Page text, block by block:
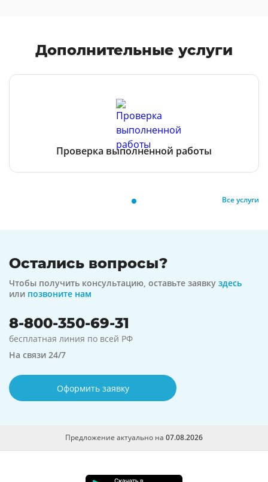
Дополнительные услуги
Проверка выполненной работы
Все услуги
Остались вопросы?
Чтобы получить консультацию, оставьте заявку здесь
или позвоните нам
8-800-350-69-31
бесплатная линия по всей РФ
На связи 24/7
Оформить заявку
Предложение актуально на 07.08.2026